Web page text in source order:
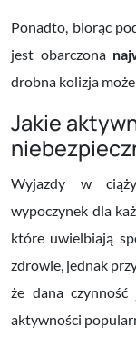
Ponadto, biorąc
jest obarczona
drobna kolizja może
Jakie
Wyjazdy w
wypoczynek dla
które uwielbiają
zdrowie, jednak
że dana
aktywności